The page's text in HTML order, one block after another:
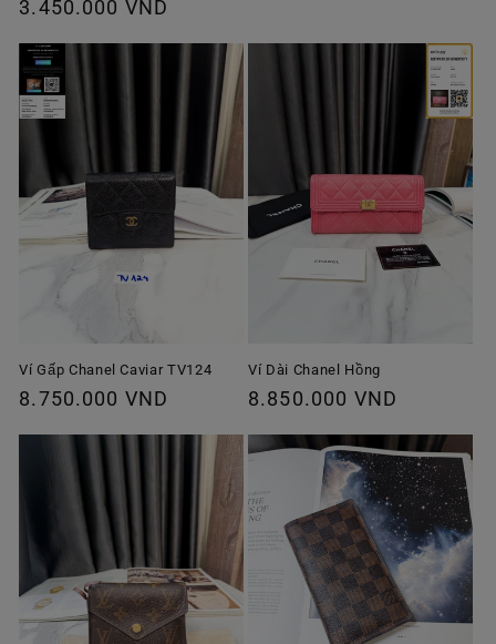
thông
ưu
3.450.000 VND
Ví Gấp Chanel Caviar TV124
Giá
8.750.000 VND
Ví Dài Chanel Hồng
Giá
thường
8.850.000 VND